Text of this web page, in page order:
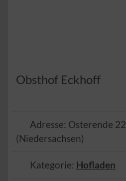
Obsthof Eckhoff
Adresse: Osterende 22
(Niedersachsen)
Kategorie: Hofladen